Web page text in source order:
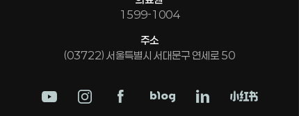
1599-1004
주소
(03722) 서울특별시 서대문구 연세로 50